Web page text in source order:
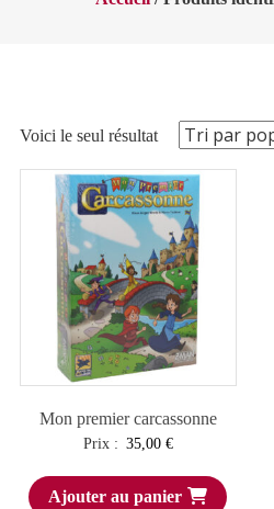
Voici le seul résultat
Mon premier carcassonne
Prix : 35,00 €
Ajouter au panier